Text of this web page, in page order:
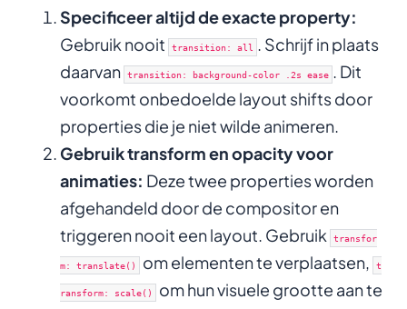
Specificeer altijd de exacte property:
Gebruik nooit
transition: all . Schrijf in plaats
daarvan transition: background-color .2s ease . Dit
voorkomt onbedoelde layout shifts door
properties die je niet wilde animeren.
Gebruik transform en opacity voor
animaties: Deze twee properties worden
afgehandeld door de compositor en
triggeren nooit een layout. Gebruik
transfor
m: translate() om elementen te verplaatsen, t
ransform: scale() om hun visuele grootte aan te